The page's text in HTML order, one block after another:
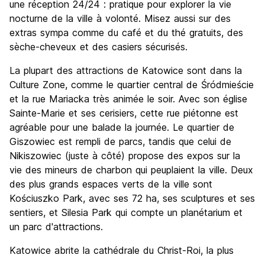
une réception 24/24 : pratique pour explorer la vie
nocturne de la ville à volonté. Misez aussi sur des
extras sympa comme du café et du thé gratuits, des
sèche-cheveux et des casiers sécurisés.
La plupart des attractions de Katowice sont dans la
Culture Zone, comme le quartier central de Śródmieście
et la rue Mariacka très animée le soir. Avec son église
Sainte-Marie et ses cerisiers, cette rue piétonne est
agréable pour une balade la journée. Le quartier de
Giszowiec est rempli de parcs, tandis que celui de
Nikiszowiec (juste à côté) propose des expos sur la
vie des mineurs de charbon qui peuplaient la ville. Deux
des plus grands espaces verts de la ville sont
Kościuszko Park, avec ses 72 ha, ses sculptures et ses
sentiers, et Silesia Park qui compte un planétarium et
un parc d'attractions.
Katowice abrite la cathédrale du Christ-Roi, la plus